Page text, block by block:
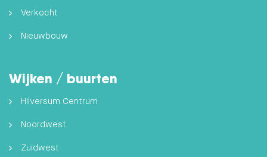
Verkocht
Nieuwbouw
Wijken / buurten
Hilversum Centrum
Noordwest
Zuidwest